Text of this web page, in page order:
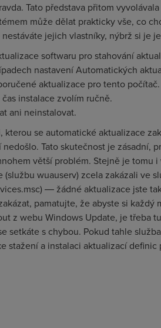
Tato představa přitom
může dělat prakticky vše, co
jejich vlastníky, nýbrž si je
softwaru pro stahování
nastavení Automatických
aktualizace pro tento počítač.
instalace zvolím ručně.
ani neinstalovat.
se automatické aktualizace
Tato skutečnost je zásadní,
větší problém. Stejně je tomu i
wuauserv) zcela zakázali ve
― žádné aktualizace jste
pamatujte, že abyste si každý
z webu Windows Update, je třeba
setkáte s chybou. Pokud tahle
stažení a instalaci aktualizací definic